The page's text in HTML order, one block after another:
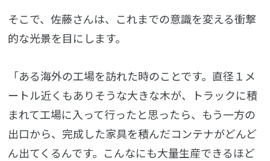
そこで、佐藤さんは、これまでの意識を変える衝撃
的な光景を目にします。
「ある海外の工場を訪れた時のことです。直径１メ
ートル近くもありそうな大きな木が、トラックに積
まれて工場に入って行ったと思ったら、もう一方の
出口から、完成した家具を積んだコンテナがどんど
ん出てくるんです。こんなにも大量生産できるほど